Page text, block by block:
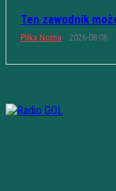
Ten zawodnik
Piłka Nożna 2026-08-06